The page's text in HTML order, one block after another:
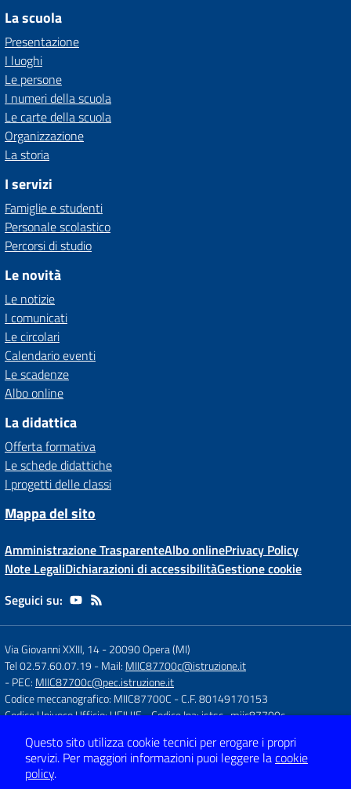
La scuola
Presentazione
I luoghi
Le persone
I numeri della scuola
Le carte della scuola
Organizzazione
La storia
I servizi
Famiglie e studenti
Personale scolastico
Percorsi di studio
Le novità
Le notizie
I comunicati
Le circolari
Calendario eventi
Le scadenze
Albo online
La didattica
Offerta formativa
Le schede didattiche
I progetti delle classi
Mappa del sito
Amministrazione TrasparenteAlbo onlinePrivacy Policy
Note LegaliDichiarazioni di accessibilitàGestione cookie
Seguici su:
Via Giovanni XXIII, 14-20090 Opera (MI)
Tel 02.57.60.07.19 - Mail: MIIC87700c@istruzione.it
- PEC: MIIC87700c@pec.istruzione.it
Codice meccanografico: MIIC87700C - C.F. 80149170153
Codice Univoco Ufficio: UFJUJE- Codice Ipa: istsc_miic87700c
Concept & Design by
Designers Italia
Questo sito utilizza cookie tecnici per erogare i propri
servizi. Per maggiori informazioni puoi leggere lacookie
policy.